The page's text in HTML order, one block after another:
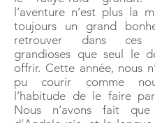
l’aventure n’est plus la
toujours un grand
retrouver dans ces
grandioses que seul le
offrir. Cette année, nous
pu courir comme
l’habitude de le faire
Nous n’avons fait